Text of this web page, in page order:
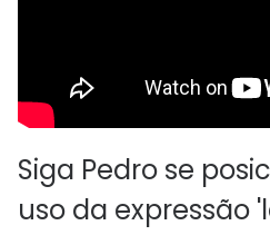
Siga Pedro se
uso da expressão